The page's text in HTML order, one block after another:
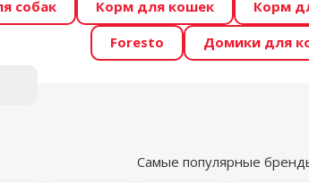
месяц Dino Zoo предлагает
Фотоконкурс “GADA ŪSAIŅI”! Возможно
собак Корм для кошек Корм
Foresto
Домики для
Самые популярныеАкции